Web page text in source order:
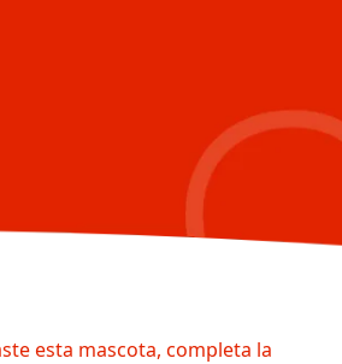
esta mascota, completa la